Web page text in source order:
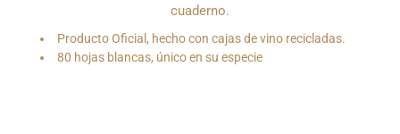
cuaderno.
Producto Oficial, hecho con cajas de vino recicladas.
80 hojas blancas, único en su especie